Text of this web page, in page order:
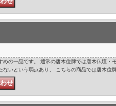
めの一品です。 通常の唐木位牌では唐木仏壇・
ないという弱点あり、 こちらの商品では唐木位